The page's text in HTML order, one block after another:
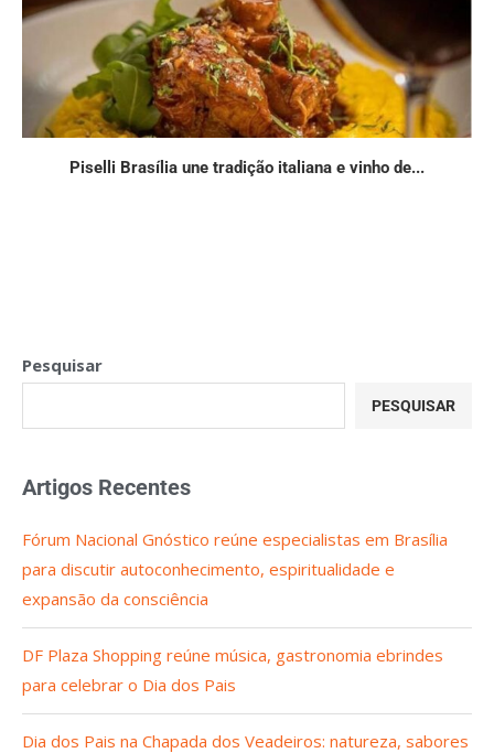
Piselli Brasília une tradição italiana e vinho de...
Pesquisar
PESQUISAR
Artigos Recentes
Fórum Nacional Gnóstico reúne especialistas em Brasília
para discutir autoconhecimento, espiritualidade e
expansão da consciência
DF Plaza Shopping reúne música, gastronomia ebrindes
para celebrar o Dia dos Pais
Dia dos Pais na Chapada dos Veadeiros: natureza, sabores